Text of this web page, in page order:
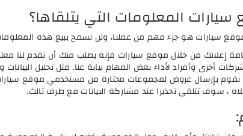
المعلومات التي يتلقاها؟
سيارات هو جزء مهم من عملنا، ولن نسمح ببيع هذه
إعلانك من خلال موقع سيارات فإنه يطلب منك أن تقدم لنا
أخرى وأفراد لأداء بعض المهام نيابة عنا. مثل تحليل
نقوم بإرسال عروض لمجموعات مختارة من مستخدمي موقع
، سوف تتلقى تحذيرا عند مشاركة البيانات مع طرف ثالث.